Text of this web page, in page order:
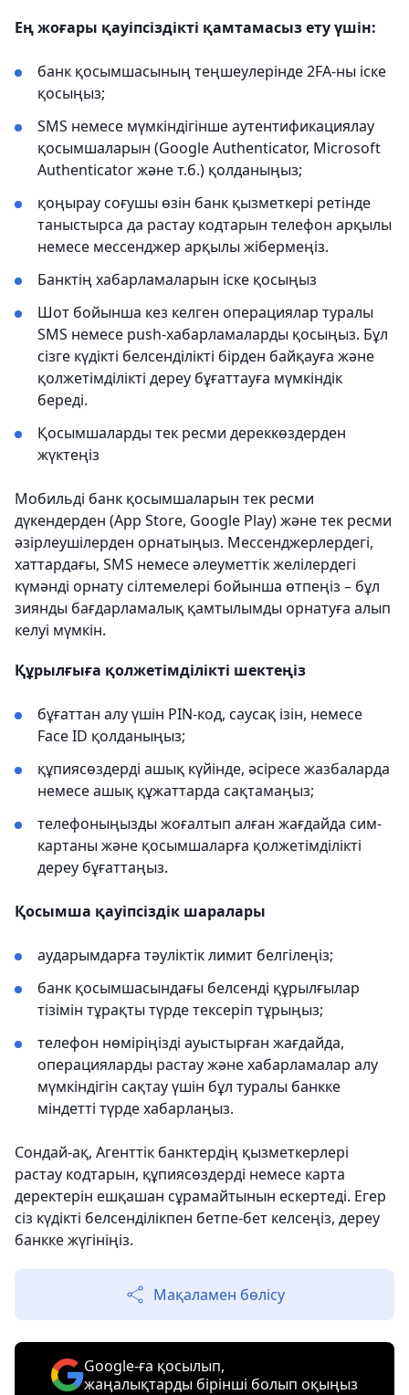
Ең жоғары қауіпсіздікті қамтамасыз ету үшін:
банк қосымшасының теңшеулерінде 2FA-ны іске
қосыңыз;
SMS немесе мүмкіндігінше аутентификациялау
қосымшаларын (Google Authenticator, Microsoft
Authenticator және т.б.) қолданыңыз;
қоңырау соғушы өзін банк қызметкері ретінде
таныстырса да растау кодтарын телефон арқылы
немесе мессенджер арқылы жібермеңіз.
Банктің хабарламаларын іске қосыңыз
Шот бойынша кез келген операциялар туралы
SMS немесе push-хабарламаларды қосыңыз. Бұл
сізге күдікті белсенділікті бірден байқауға және
қолжетімділікті дереу бұғаттауға мүмкіндік
береді.
Қосымшаларды тек ресми дереккөздерден
жүктеңіз
Мобильді банк қосымшаларын тек ресми
дүкендерден (App Store, Google Play) және тек ресми
әзірлеушілерден орнатыңыз. Мессенджерлердегі,
хаттардағы, SMS немесе әлеуметтік желілердегі
күмәнді орнату сілтемелері бойынша өтпеңіз – бұл
зиянды бағдарламалық қамтылымды орнатуға алып
келуі мүмкін.
Құрылғыға қолжетімділікті шектеңіз
бұғаттан алу үшін PIN-код, саусақ ізін, немесе
Face ID қолданыңыз;
құпиясөздерді ашық күйінде, әсіресе жазбаларда
немесе ашық құжаттарда сақтамаңыз;
телефоныңызды жоғалтып алған жағдайда сим-
картаны және қосымшаларға қолжетімділікті
дереу бұғаттаңыз.
Қосымша қауіпсіздік шаралары
аударымдарға тәуліктік лимит белгілеңіз;
банк қосымшасындағы белсенді құрылғылар
тізімін тұрақты түрде тексеріп тұрыңыз;
телефон нөміріңізді ауыстырған жағдайда,
операцияларды растау және хабарламалар алу
мүмкіндігін сақтау үшін бұл туралы банкке
міндетті түрде хабарлаңыз.
Сондай-ақ, Агенттік банктердің қызметкерлері
растау кодтарын, құпиясөздерді немесе карта
деректерін ешқашан сұрамайтынын ескертеді. Егер
сіз күдікті белсенділікпен бетпе-бет келсеңіз, дереу
банкке жүгініңіз.
Мақаламен бөлісу
Google-ға қосылып,
жаңалықтарды бірінші болып оқыңыз